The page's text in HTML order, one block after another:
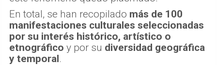
En total, se han recopilado más de 100
manifestaciones culturales seleccionadas
por su interés histórico, artístico o
etnográfico y por su diversidad geográfica
y temporal.